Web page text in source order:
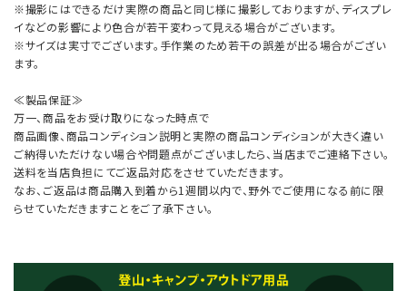
※撮影にはできるだけ実際の商品と同じ様に撮影しておりますが、ディスプレ
イなどの影響により色合が若干変わって見える場合がございます。
※サイズは実寸でございます。手作業のため若干の誤差が出る場合がござい
ます。
≪製品保証≫
万一、商品をお受け取りになった時点で
商品画像、商品コンディション説明と実際の商品コンディションが大きく違い
ご納得いただけない場合や問題点がございましたら、当店までご連絡下さい。
送料を当店負担にてご返品対応をさせていただきます。
なお、ご返品は商品購入到着から1週間以内で、野外でご使用になる前に限
らせていただきますことをご了承下さい。